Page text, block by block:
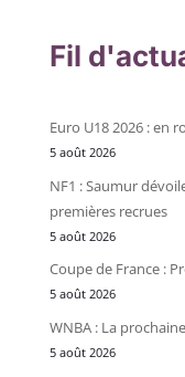
Fil
Euro U18 2026 : en
5 août 2026
NF1 : Saumur
premières recrues
5 août 2026
Coupe de France :
5 août 2026
WNBA : La
5 août 2026